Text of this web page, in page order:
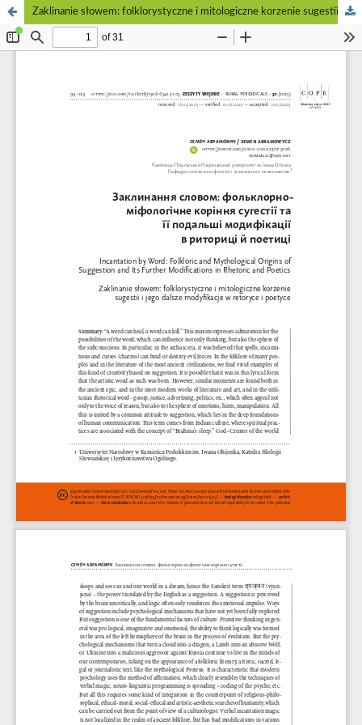
Zaklinanie słowem: folklorystyczne i mitologiczne korzenie sugestii i jego dalsze modyfikacje w retoryce i poetyce